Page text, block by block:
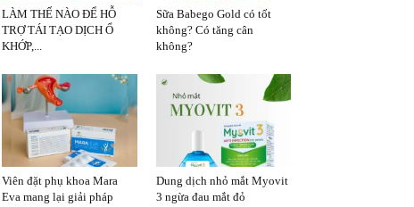
LÀM THẾ NÀO ĐỂ HỖ
TRỢ TÁI TẠO DỊCH Ổ
KHỚP,...
Sữa Babego Gold có tốt
không? Có tăng cân
không?
Viên đặt phụ khoa Mara
Eva mang lại giải pháp
Dung dịch nhỏ mắt Myovit
3 ngừa đau mắt đỏ